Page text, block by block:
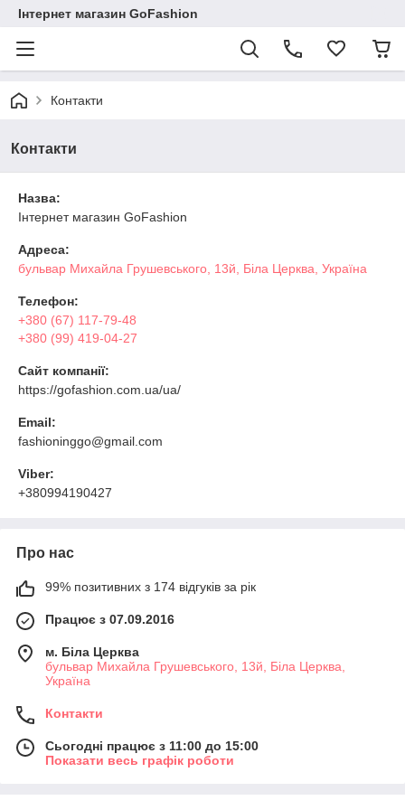
Інтернет магазин GoFashion
Контакти
Контакти
Назва:
Інтернет магазин GoFashion
Адреса:
бульвар Михайла Грушевського, 13й, Біла Церква, Україна
Телефон:
+380 (67) 117-79-48
+380 (99) 419-04-27
Сайт компанії:
https://gofashion.com.ua/ua/
Email:
fashioninggo@gmail.com
Viber:
+380994190427
Про нас
99% позитивних з 174 відгуків за рік
Працює з 07.09.2016
м. Біла Церква
бульвар Михайла Грушевського, 13й, Біла Церква,
Україна
Контакти
Сьогодні працює з 11:00 до 15:00
Показати весь графік роботи